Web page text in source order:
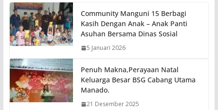
Community Manguni 15 Berbagi
Kasih Dengan Anak – Anak Panti
Asuhan Bersama Dinas Sosial
5 Januari 2026
Penuh Makna,Perayaan Natal
Keluarga Besar BSG Cabang Utama
Manado.
21 Desember 2025